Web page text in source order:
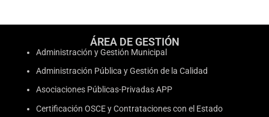
ÁREA DE GESTIÓN
Administración y Gestión Municipal
Administración Pública y Gestión de la Calidad
Asociaciones Públicas-Privadas APP
Certificación OSCE y Contrataciones con el Estado